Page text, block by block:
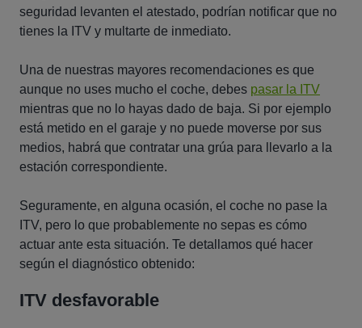
seguridad levanten el atestado, podrían notificar que no
tienes la ITV y multarte de inmediato.
Una de nuestras mayores recomendaciones es que
aunque no uses mucho el coche, debes pasar la ITV
mientras que no lo hayas dado de baja. Si por ejemplo
está metido en el garaje y no puede moverse por sus
medios, habrá que contratar una grúa para llevarlo a la
estación correspondiente.
Seguramente, en alguna ocasión, el coche no pase la
ITV, pero lo que probablemente no sepas es cómo
actuar ante esta situación. Te detallamos qué hacer
según el diagnóstico obtenido:
ITV desfavorable